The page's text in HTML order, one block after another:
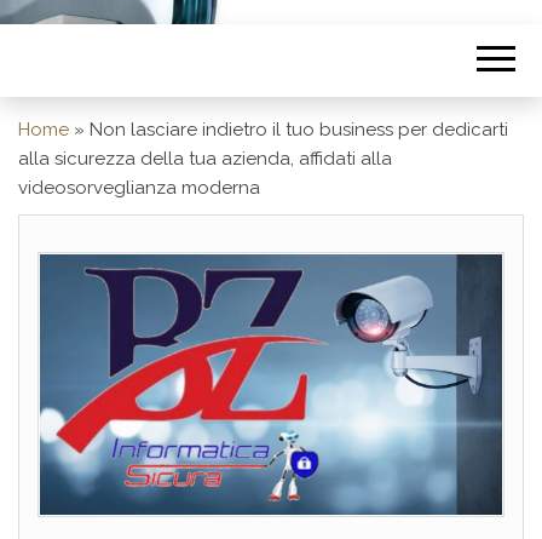
Home » Non lasciare indietro il tuo business per dedicarti
alla sicurezza della tua azienda, affidati alla
videosorveglianza moderna